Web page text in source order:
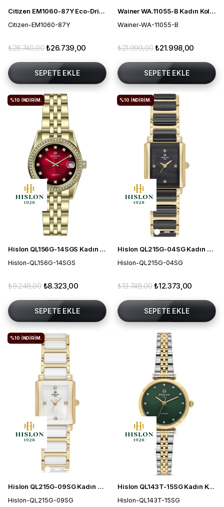
Citizen EM1060-87Y Eco-Drive Kadın Kol Saati
Citizen-EM1060-87Y
₺26.739,00
₺26.740,00
SEPETE EKLE
Wainer WA.11055-B Kadın Kol Saati
Wainer-WA-11055-B
₺21.998,00
₺21.999,00
SEPETE EKLE
Hislon QL156G-14SGS Kadın Kol Saati
Hislon-QL156G-14SGS
₺8.323,00
₺9.248,00
SEPETE EKLE
%10 İNDIRIM.
Hislon QL215G-04SG Kadın Kol Saati
Hislon-QL215G-04SG
₺12.373,00
₺13.748,00
SEPETE EKLE
%10 İNDIRIM.
Hislon QL215G-09SG Kadın Kol Saati
Hislon-QL215G-09SG
%10 İNDIRIM.
Hislon QL143T-15SG Kadın Kol Saati
Hislon-QL143T-15SG